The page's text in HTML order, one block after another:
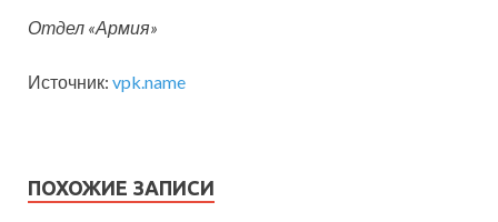
Отдел «Армия»
Источник: vpk.name
ПОХОЖИЕ ЗАПИСИ